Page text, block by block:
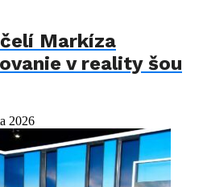
Markíza
v reality šou
2026